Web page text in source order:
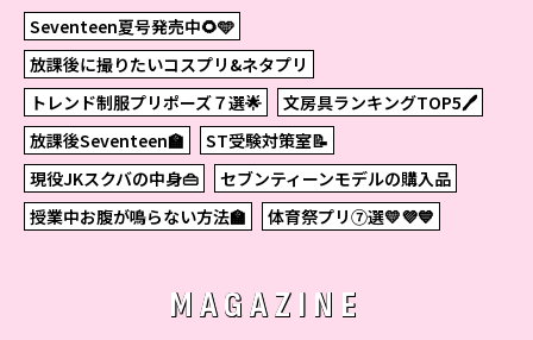
Seventeen夏号発売中🌻🩵
放課後に撮りたいコスプリ&ネタプリ
トレンド制服プリポーズ７選🌟
文房具ランキングTOP5🖊
放課後Seventeen🏫
ST受験対策室📝
現役JKスクバの中身👜
セブンティーンモデルの購入品
授業中お腹が鳴らない方法🏫
体育祭プリ⑦選💛💜💙
MAGAZINE